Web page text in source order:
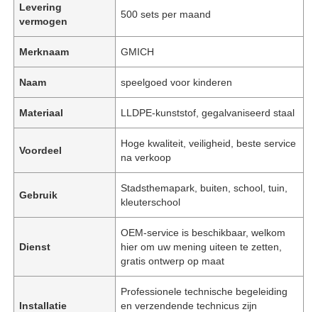
Levering
vermogen
500 sets per maand
Merknaam GMICH
Naam speelgoed voor kinderen
Materiaal LLDPE-kunststof, gegalvaniseerd staal
Voordeel
Hoge kwaliteit, veiligheid, beste service
na verkoop
Gebruik
Stadsthemapark, buiten, school, tuin,
kleuterschool
Dienst
OEM-service is beschikbaar, welkom
hier om uw mening uiteen te zetten,
gratis ontwerp op maat
Installatie
Professionele technische begeleiding
en verzendende technicus zijn